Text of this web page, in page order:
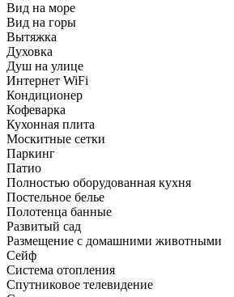
Вид на море
Вид на горы
Вытяжка
Духовка
Душ на улице
Интернет WiFi
Кондиционер
Кофеварка
Кухонная плита
Москитные сетки
Паркинг
Патио
Полностью оборудованная кухня
Постельное белье
Полотенца банные
Развитый сад
Размещение с домашними животными
Сейф
Система отопления
Спутниковое телевидение